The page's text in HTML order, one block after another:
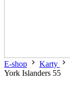
E-shop Karty
York Islanders 55